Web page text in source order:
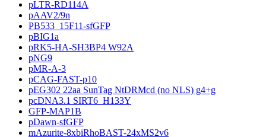
pLTR-RD114A
pAAV2/9n
PB533_15F11-sfGFP
pBIG1a
pRK5-HA-SH3BP4 W92A
pNG9
pMR-A-3
pCAG-FAST-p10
pEG302 22aa SunTag NtDRMcd (no NLS) g4+g
pcDNA3.1 SIRT6_H133Y
GFP-MAP1B
pDawn-sfGFP
mAzurite-8xbiRhoBAST-24xMS2v6